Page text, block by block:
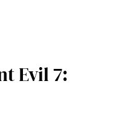
Evil 7: